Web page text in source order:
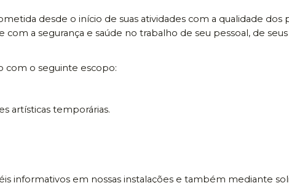
desde o início de suas atividades com a qualidade dos
a segurança e saúde no trabalho de seu pessoal, de seus
com o seguinte escopo:
artísticas temporárias.
informativos em nossas instalações e também mediante